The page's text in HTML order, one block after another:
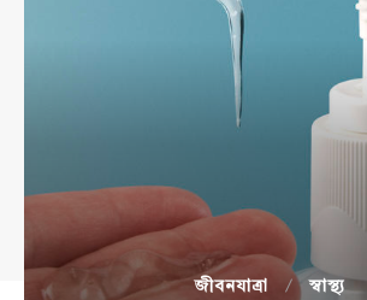
জীবনযাত্রা স্বাস্থ্য